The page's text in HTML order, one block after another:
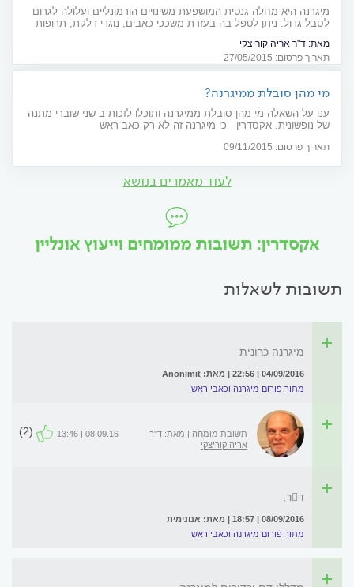
מיגרנה היא מחלה גנטית המושפעת משינויים הורמונליים ועלולה לגרום
לסבל גדול. ניתן לטפל בה בעזרת משככי כאבים, נוגדי דלקת, תרופות
מאת: ד"ר אריה קוריצקי
תאריך פרסום: 27/05/2015
מי מהן סובלת ממיגרנה?
ענו על השאלה מי מהן סובלת ממיגרנה ותוכלו לזכות ב שני שוברי מתנה
של נופשונית. אקסדרין - כי מיגרנה זה לא רק כאב ראש
תאריך פרסום: 09/11/2015
לעוד מאמרים בנושא
אקסדרין: תשובות ממומחים וייעוץ אונליין
תשובות לשאלות
מיגרנה כרונית
04/09/2016 | 22:56 | מאת: Anonimit
מתוך פורום מיגרנה וכאבי ראש
תשובת מומחה | מאת: ד"ר
אריה קוריצקי
08.09.16 | 13:46
(2)
דר,
08/09/2016 | 18:57 | מאת: אנונימית
מתוך פורום מיגרנה וכאבי ראש